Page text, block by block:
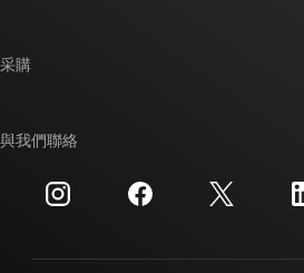
投資人關系
製造
交互參考搜索
客戶支援中心
采購
訂購 FAQ
與我們聯絡